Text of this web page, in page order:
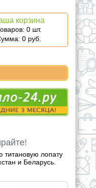
корзина
0 шт.
0 руб.
титановую лопату
и Беларусь.